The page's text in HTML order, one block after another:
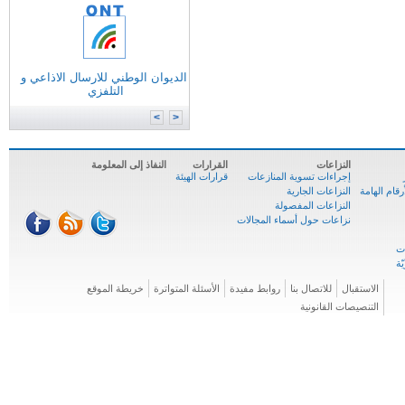
تكنولوجيات الاتصال
الديوان الوطني للارسال الاذاعي و
التلفزي
الهامة
النزاعات
إجراءات تسوية المنازعات
النزاعات الجارية
النزاعات المفصولة
نزاعات حول أسماء المجالات
القرارات
قرارات الهيئة
النفاذ إلى المعلومة
الاستقبال للاتصال بنا روابط مفيدة الأسئلة المتواترة
خريطة الموقع
التنصيصات القانونية